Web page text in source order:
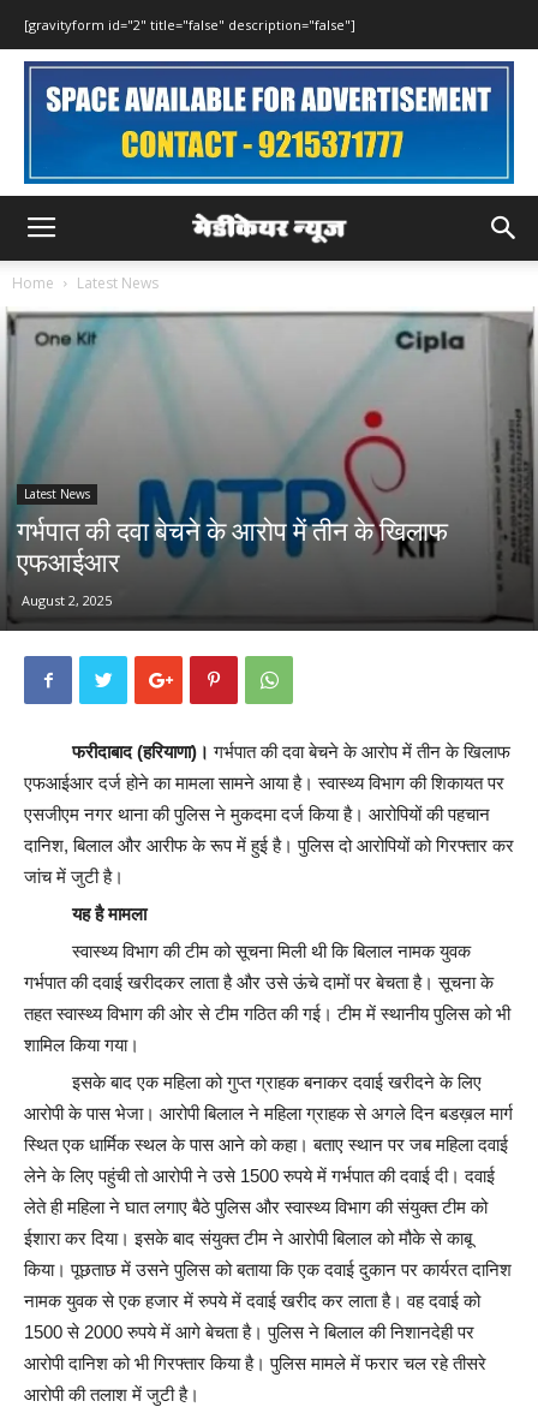
[gravityform id="2" title="false" description="false"]
Home Latest News
Latest News
गर्भपात की दवा बेचने के आरोप में तीन के खिलाफ
एफआईआर
August 2, 2025
फरीदाबाद (हरियाणा)। गर्भपात की दवा बेचने के आरोप में तीन के खिलाफ
एफआईआर दर्ज होने का मामला सामने आया है। स्वास्थ्य विभाग की शिकायत पर
एसजीएम नगर थाना की पुलिस ने मुकदमा दर्ज किया है। आरोपियों की पहचान
दानिश, बिलाल और आरीफ के रूप में हुई है। पुलिस दो आरोपियों को गिरफ्तार कर
जांच में जुटी है।
यह है मामला
स्वास्थ्य विभाग की टीम को सूचना मिली थी कि बिलाल नामक युवक
गर्भपात की दवाई खरीदकर लाता है और उसे ऊंचे दामों पर बेचता है। सूचना के
तहत स्वास्थ्य विभाग की ओर से टीम गठित की गई। टीम में स्थानीय पुलिस को भी
शामिल किया गया।
इसके बाद एक महिला को गुप्त ग्राहक बनाकर दवाई खरीदने के लिए
आरोपी के पास भेजा। आरोपी बिलाल ने महिला ग्राहक से अगले दिन बडख़ल मार्ग
स्थित एक धार्मिक स्थल के पास आने को कहा। बताए स्थान पर जब महिला दवाई
लेने के लिए पहुंची तो आरोपी ने उसे 1500 रुपये में गर्भपात की दवाई दी। दवाई
लेते ही महिला ने घात लगाए बैठे पुलिस और स्वास्थ्य विभाग की संयुक्त टीम को
ईशारा कर दिया। इसके बाद संयुक्त टीम ने आरोपी बिलाल को मौके से काबू
किया। पूछताछ में उसने पुलिस को बताया कि एक दवाई दुकान पर कार्यरत दानिश
नामक युवक से एक हजार में रुपये में दवाई खरीद कर लाता है। वह दवाई को
1500 से 2000 रुपये में आगे बेचता है। पुलिस ने बिलाल की निशानदेही पर
आरोपी दानिश को भी गिरफ्तार किया है। पुलिस मामले में फरार चल रहे तीसरे
आरोपी की तलाश में जुटी है।